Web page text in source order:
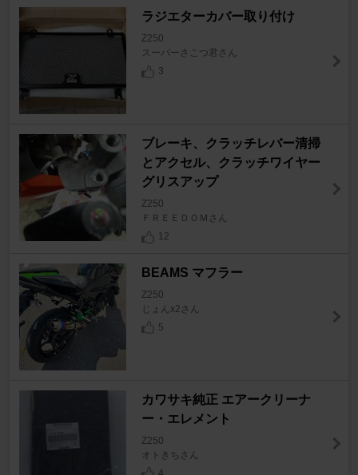
ラジエターカバー取り付け
Z250
スーパーさこつ君さん
3
ブレーキ、クラッチレバー清掃
とアクセル、クラッチワイヤー
グリスアップ
Z250
ＦＲＥＥＤＯＭさん
12
BEAMS マフラー
Z250
じょんx2さん
5
カワサキ純正 エアークリーナ
ー・エレメント
Z250
オトきちさん